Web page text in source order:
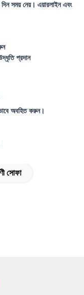
সময় নেয়। এয়ারলাইন এবং
প্রদান
অবহিত করুন।
সোফা